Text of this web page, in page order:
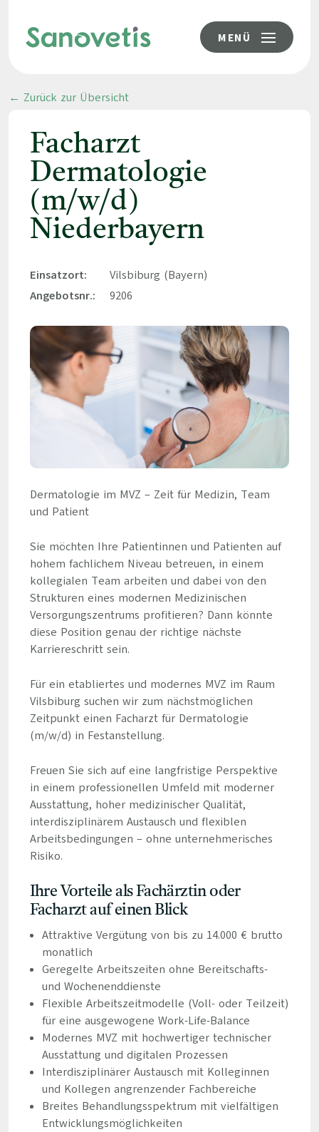
MENÜ
← Zurück zur Übersicht
Facharzt
Dermatologie
(m/w/d)
Niederbayern
Einsatzort:
Vilsbiburg (Bayern)
Angebotsnr.:
9206
Dermatologie im MVZ – Zeit für Medizin, Team
und Patient
Sie möchten Ihre Patientinnen und Patienten auf
hohem fachlichem Niveau betreuen, in einem
kollegialen Team arbeiten und dabei von den
Strukturen eines modernen Medizinischen
Versorgungszentrums profitieren? Dann könnte
diese Position genau der richtige nächste
Karriereschritt sein.
Für ein etabliertes und modernes MVZ im Raum
Vilsbiburg suchen wir zum nächstmöglichen
Zeitpunkt einen Facharzt für Dermatologie
(m/w/d) in Festanstellung.
Freuen Sie sich auf eine langfristige Perspektive
in einem professionellen Umfeld mit moderner
Ausstattung, hoher medizinischer Qualität,
interdisziplinärem Austausch und flexiblen
Arbeitsbedingungen – ohne unternehmerisches
Risiko.
Ihre Vorteile als Fachärztin oder
Facharzt auf einen Blick
Attraktive Vergütung von bis zu 14.000 € brutto
monatlich
Geregelte Arbeitszeiten ohne Bereitschafts-
und Wochenenddienste
Flexible Arbeitszeitmodelle (Voll- oder Teilzeit)
für eine ausgewogene Work-Life-Balance
Modernes MVZ mit hochwertiger technischer
Ausstattung und digitalen Prozessen
Interdisziplinärer Austausch mit Kolleginnen
und Kollegen angrenzender Fachbereiche
Breites Behandlungsspektrum mit vielfältigen
Entwicklungsmöglichkeiten